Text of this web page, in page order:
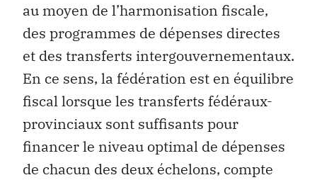
au moyen de l’harmonisation fiscale,
des programmes de dépenses directes
et des transferts intergouvernementaux.
En ce sens, la fédération est en équilibre
fiscal lorsque les transferts fédéraux-
provinciaux sont suffisants pour
financer le niveau optimal de dépenses
de chacun des deux échelons, compte